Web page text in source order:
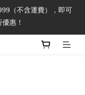
（不含運費），即可
惠！
惠！
車查看更多折扣！
（不含運費），即可
惠！